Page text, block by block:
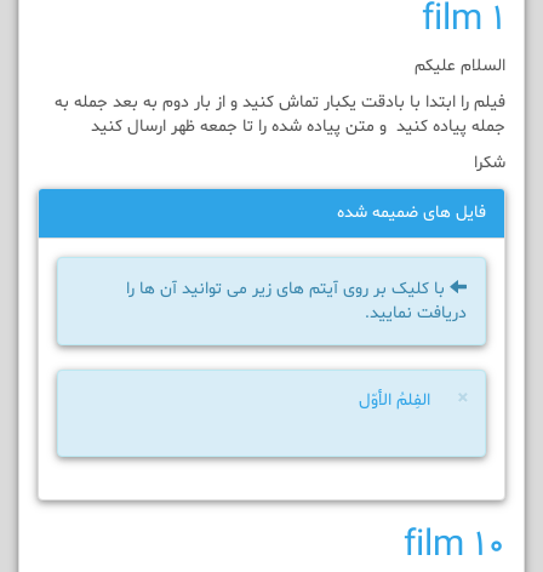
film 1
السلام عليکم
فیلم را ابتدا با بادقت یکبار تماش کنيد و از بار دوم به بعد جمله به
جمله پیاده کنید و متن پیاده شده را تا جمعه ظهر ارسال کنيد
شکرا
فایل های ضمیمه شده
با کلیک بر روی آیتم های زیر می توانید آن ها را
دریافت نمایید.
× الفِلمُ الأوّل
film 10